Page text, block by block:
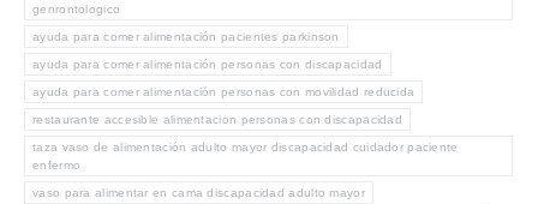
alimentación
comer
cantidad
genrontologico
ayuda para comer alimentación pacientes parkinson
ayuda para comer alimentación personas con discapacidad
ayuda para comer alimentación personas con movilidad reducida
restaurante accesible alimentacion personas con discapacidad
taza vaso de alimentación adulto mayor discapacidad cuidador paciente
enfermo
vaso para alimentar en cama discapacidad adulto mayor